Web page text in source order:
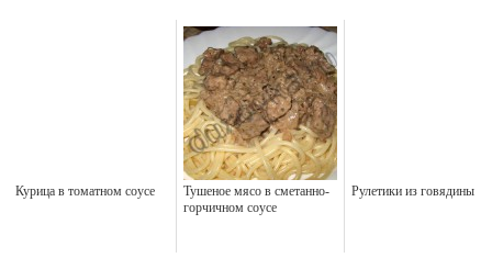
Курица в томатном соусе
Тушеное мясо в сметанно-
горчичном соусе
Рулетики из говядины